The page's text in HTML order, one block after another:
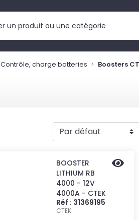
Contrôle, charge batteries Boosters
BOOSTER
LITHIUM RB
4000 - 12V
4000A - CTEK
Réf : 31369195
CTEK